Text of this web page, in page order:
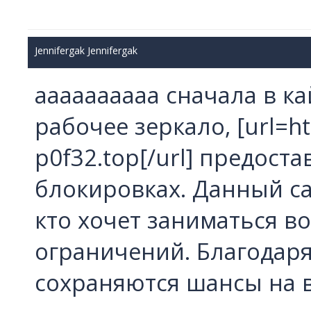
Jennifergak Jennifergak
аааааааааа сначала в
рабочее зеркало,
p0f32.top[/url]
блокировках. Данный
кто хочет заниматься
ограничений.
сохраняются шансы